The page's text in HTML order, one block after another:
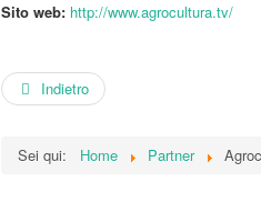
Sito web: http://www.agrocultura.tv/
Indietro
Sei qui: Home Partner